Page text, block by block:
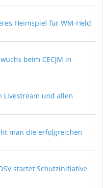
Heimspiel für WM-Held
beim CECJM in
Livestream und allen
man die erfolgreichen
startet Schutzinitiative